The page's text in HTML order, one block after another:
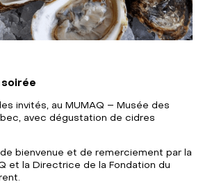
soirée
invités, au MUMAQ – Musée des
avec dégustation de cidres
de bienvenue et de remerciement par la
et la Directrice de la Fondation du